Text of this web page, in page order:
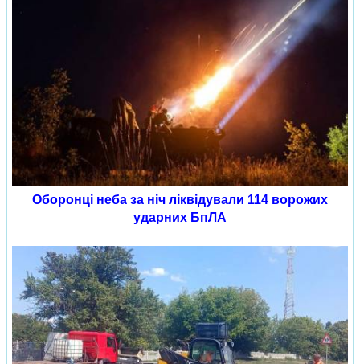
Оборонці неба за ніч ліквідували 114 ворожих
ударних БпЛА